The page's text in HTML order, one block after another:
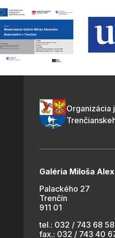
Organizácia
Galéria Miloša
Palackého 27
Trenčín
911 01
tel.: 032 / 743 68
fax.: 032 / 743 40